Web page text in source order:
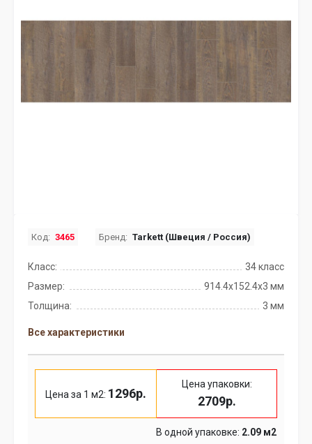
Код: 3465 Бренд: Tarkett (Швеция / Россия)
Класс:
34 класс
Размер:
914.4x152.4х3 мм
Толщина:
3 мм
Все характеристики
Цена за 1 м2: 1296р.
Цена упаковки:
2709р.
В одной упаковке: 2.09 м2